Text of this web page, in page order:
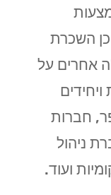
השכרת
אחרים על
חברות
ניהול
ועוד.